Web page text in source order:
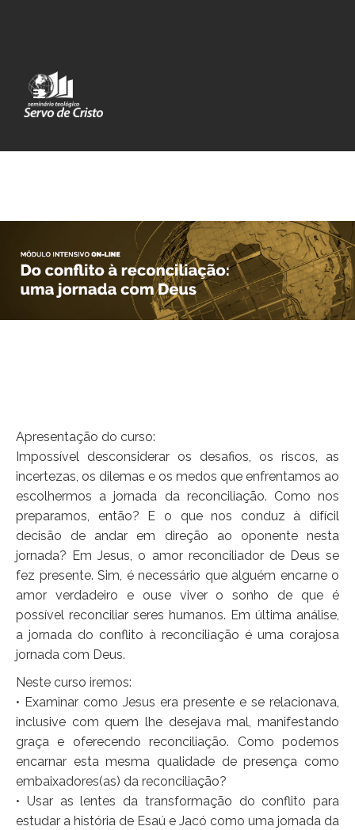
Apresentação do curso:
Impossível desconsiderar os desafios, os riscos, as
incertezas, os dilemas e os medos que enfrentamos ao
escolhermos a jornada da reconciliação. Como nos
preparamos, então? E o que nos conduz à difícil
decisão de andar em direção ao oponente nesta
jornada? Em Jesus, o amor reconciliador de Deus se
fez presente. Sim, é necessário que alguém encarne o
amor verdadeiro e ouse viver o sonho de que é
possível reconciliar seres humanos. Em última análise,
a jornada do conflito à reconciliação é uma corajosa
jornada com Deus.
Neste curso iremos:
• Examinar como Jesus era presente e se relacionava,
inclusive com quem lhe desejava mal, manifestando
graça e oferecendo reconciliação. Como podemos
encarnar esta mesma qualidade de presença como
embaixadores(as) da reconciliação?
• Usar as lentes da transformação do conflito para
estudar a história de Esaú e Jacó como uma jornada da